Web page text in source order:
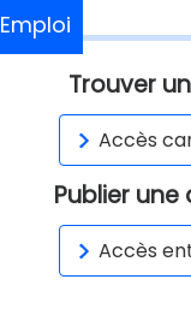
Emploi
Trouver
Accès
Publier
Accès